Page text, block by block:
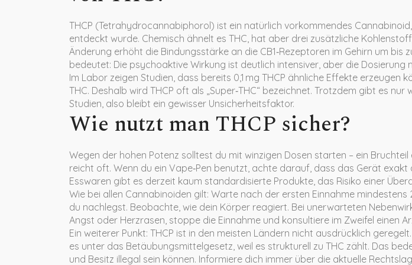
THCP (Tetrahydrocannabiphorol) ist ein natürlich vorkommendes
entdeckt wurde. Chemisch ähnelt es THC, hat aber drei zusätzliche
Änderung erhöht die Bindungsstärke an die CB1‑Rezeptoren im Gehirn um bis
bedeutet: Die psychoaktive Wirkung ist deutlich intensiver, aber die Dosierung
Im Labor zeigen Studien, dass bereits 0,1 mg THCP ähnliche Effekte erzeugen
THC. Deshalb wird THCP oft als „Super‑THC“ bezeichnet. Trotzdem gibt es nur
Studien, also bleibt ein gewisser Unsicherheitsfaktor.
Wie nutzt man THCP sicher?
Wegen der hohen Potenz solltest du mit winzigen Dosen starten – ein Bruchteil
reicht oft. Wenn du ein Vape‑Pen benutzt, achte darauf, dass das Gerät exakt
Esswaren gibt es derzeit kaum standardisierte Produkte, das Risiko einer
Wie bei allen Cannabinoiden gilt: Warte nach der ersten Einnahme mindestens
du nachlegst. Beobachte, wie dein Körper reagiert. Bei unerwarteten
Angst oder Herzrasen, stoppe die Einnahme und konsultiere im Zweifel einen
Ein weiterer Punkt: THCP ist in den meisten Ländern nicht ausdrücklich
es unter das Betäubungsmittelgesetz, weil es strukturell zu THC zählt. Das
und Besitz illegal sein können. Informiere dich immer über die aktuelle